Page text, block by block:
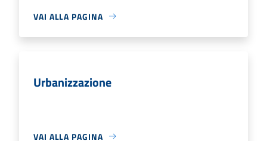
VAI ALLA PAGINA
Urbanizzazione
VAI ALLA PAGINA